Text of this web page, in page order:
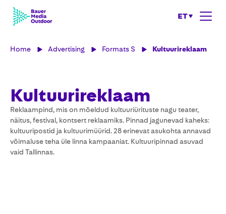
ET
Home Advertising Formats S Kultuurireklaam
Kultuurireklaam
Reklaampind, mis on mõeldud kultuuriürituste nagu teater,
näitus, festival, kontsert reklaamiks. Pinnad jagunevad kaheks:
kultuuripostid ja kultuurimüürid. 28 erinevat asukohta annavad
võimaluse teha üle linna kampaaniat. Kultuuripinnad asuvad
vaid Tallinnas.